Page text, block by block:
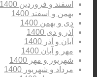
اسفند و فروردین 1400
بهمن و اسفند 1400
دی و بهمن 1400
آذر و دی 1400
آبان و آذر 1400
مهر و آبان 1400
شهریور و مهر 1400
مرداد و شهریور 1400